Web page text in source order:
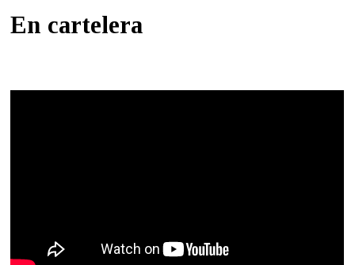
En cartelera